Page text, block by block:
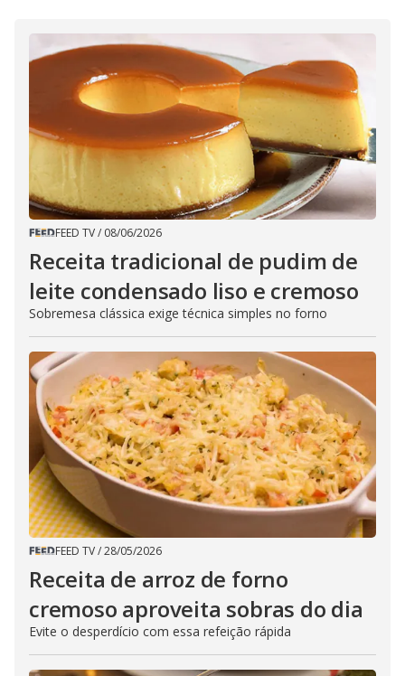
FEED TV/ 08/06/2026
Receita tradicional de pudim de
leite condensado liso e cremoso
Sobremesa clássica exige técnica simples no forno
FEED TV/28/05/2026
Receita de arroz de forno
cremoso aproveita sobras do dia
Evite o desperdício com essa refeição rápida